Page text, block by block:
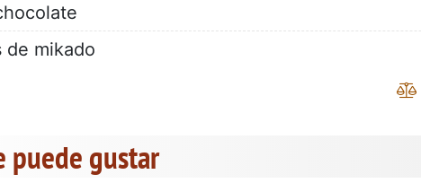
de mikado
puede gustar